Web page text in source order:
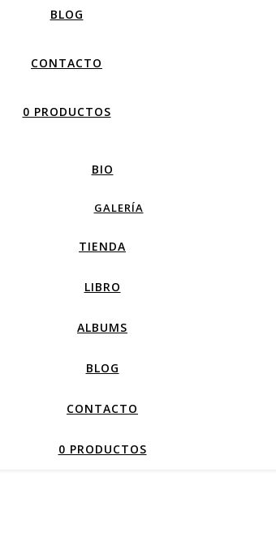
BLOG
CONTACTO
0 PRODUCTOS
BIO
GALERÍA
TIENDA
LIBRO
ALBUMS
BLOG
CONTACTO
0 PRODUCTOS